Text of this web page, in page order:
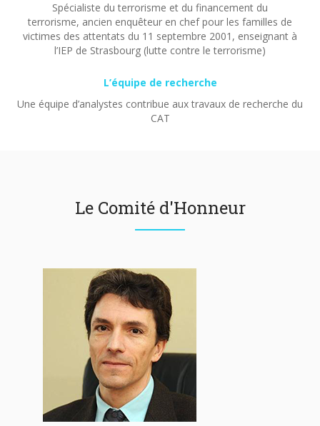
Spécialiste du terrorisme et du financement du
terrorisme, ancien enquêteur en chef pour les familles de
victimes des attentats du 11 septembre 2001, enseignant à
l’IEP de Strasbourg (lutte contre le terrorisme)
L’équipe de recherche
Une équipe d’analystes contribue aux travaux de recherche du
CAT
Le Comité d'Honneur